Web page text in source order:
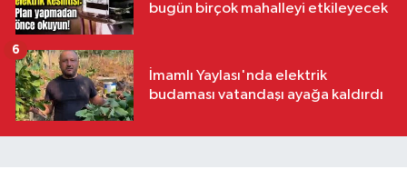
bugün birçok mahalleyi etkileyecek
İmamlı Yaylası'nda elektrik
budaması vatandaşı ayağa kaldırdı
6